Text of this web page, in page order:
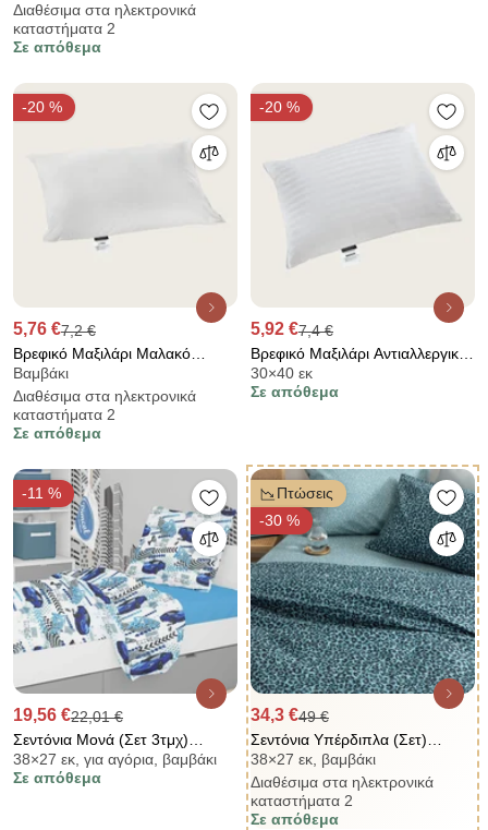
Διαθέσιμα στα ηλεκτρονικά
καταστήματα 2
Σε απόθεμα
-20 %
5,76 €7,2 €
Βρεφικό Μαξιλάρι Μαλακό
(35x45) La Luna My First Pillow
Σιλικόνης
Βαμβάκι
Διαθέσιμα στα ηλεκτρονικά
καταστήματα 2
Σε απόθεμα
-20 %
5,92 €7,4 €
Βρεφικό Μαξιλάρι Αντιαλλεργικό
Μαλακό (30x40) La Luna
Trevira Pillow Σιλικόνης
30×40 εκ
Σε απόθεμα
-11 %
19,56 €22,01 €
Σεντόνια Μονά (Σετ 3τμχ)
Dimcol Speed Racer 291
38×27 εκ, για αγόρια, βαμβάκι
Σε απόθεμα
Πτώσεις
-30 %
34,3 €49 €
Σεντόνια Υπέρδιπλα (Σετ)
Palamaiki Fashion Life FL6300
Τυρκουάζ,Μπλε ΧΩΡΙΣ
ΛΑΣΤΙΧΟ 240x265
38×27 εκ, βαμβάκι
Διαθέσιμα στα ηλεκτρονικά
καταστήματα 2
Σε απόθεμα